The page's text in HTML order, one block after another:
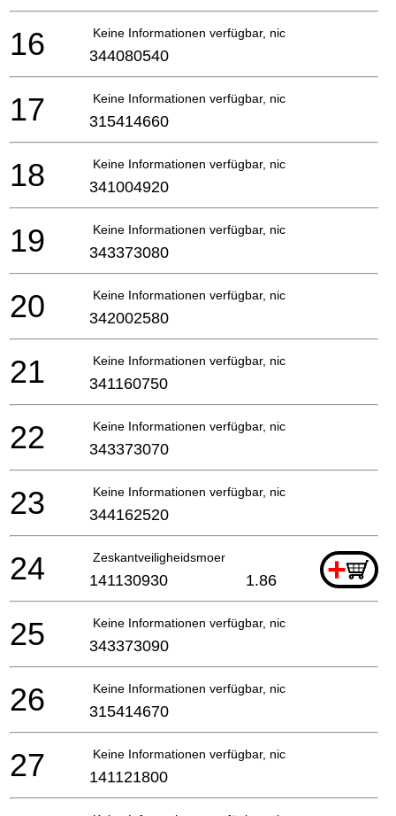
Keine Informationen verfügbar, nicht bestellbar
16 344080540
Keine Informationen verfügbar, nicht bestellbar
17 315414660
Keine Informationen verfügbar, nicht bestellbar
18 341004920
Keine Informationen verfügbar, nicht bestellbar
19 343373080
Keine Informationen verfügbar, nicht bestellbar
20 342002580
Keine Informationen verfügbar, nicht bestellbar
21 341160750
Keine Informationen verfügbar, nicht bestellbar
22 343373070
Keine Informationen verfügbar, nicht bestellbar
23 344162520
Zeskantveiligheidsmoer +
24 141130930 1.86
Keine Informationen verfügbar, nicht bestellbar
25 343373090
Keine Informationen verfügbar, nicht bestellbar
26 315414670
Keine Informationen verfügbar, nicht bestellbar
27 141121800